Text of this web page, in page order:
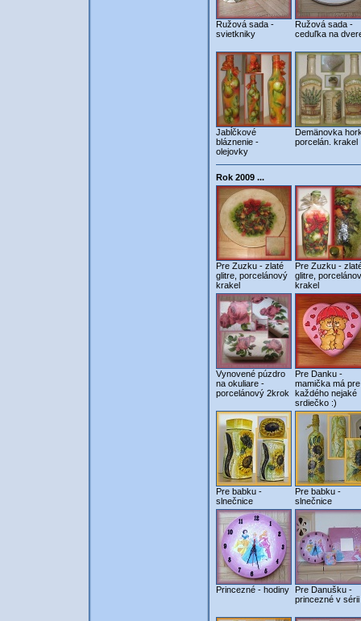
Ružová sada -
svietkniky
Ružová sada -
ceduľka na
Jabĺčkové
bláznenie -
olejovky
Demänovka
porcelán. krakel
Rok 2009 ...
Pre Zuzku - zlaté
glitre, porcelánový
krakel
Pre Zuzku -
glitre,
krakel
Vynovené púzdro
na okuliare -
porcelánový 2krok
Pre Danku -
mamička má pre
každého nejaké
srdiečko :)
Pre babku -
slnečnice
Pre babku -
slnečnice
Princezné - hodiny
Pre Danušku -
princezné v sérii